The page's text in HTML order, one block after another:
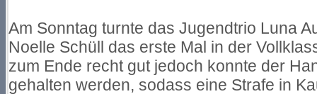
Am Sonntag turnte das Jugendtrio Luna
Noelle Schüll das erste Mal in der
zum Ende recht gut jedoch konnte der
gehalten werden, sodass eine Strafe in